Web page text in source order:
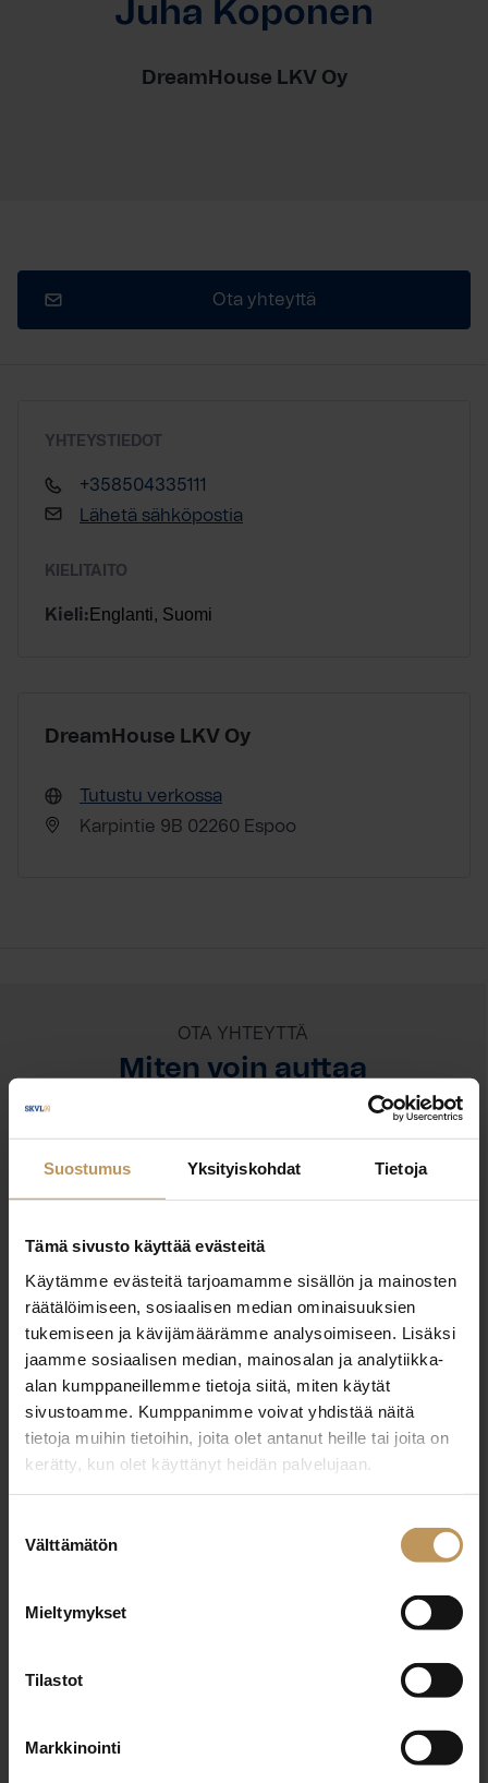
Suostumus Yksityiskohdat Tietoja
Tämä sivusto käyttää evästeitä
Käytämme evästeitä tarjoamamme sisällön ja mainosten
räätälöimiseen, sosiaalisen median ominaisuuksien
tukemiseen ja kävijämäärämme analysoimiseen. Lisäksi
jaamme sosiaalisen median, mainosalan ja analytiikka-
alan kumppaneillemme tietoja siitä, miten käytät
sivustoamme. Kumppanimme voivat yhdistää näitä
tietoja muihin tietoihin, joita olet antanut heille tai joita on
kerätty, kun olet käyttänyt heidän palvelujaan.
valinta
Välttämätön
Mieltymykset
Tilastot
Markkinointi
Juha Koponen
DreamHouse LKV Oy
Ota yhteyttä
YHTEYSTIEDOT
+358504335111
Lähetä sähköpostia
KIELITAITO
Kieli: Englanti, Suomi
DreamHouse LKV Oy
Tutustu verkossa
Karpintie 9B 02260 Espoo
OTA YHTEYTTÄ
Miten voin auttaa
Jätä yhteystietosi, niin otan yhteyttä
Juha Koponen
+358504335111
juha.koponen@dreamhouse.fi
" * " näyttää pakolliset kentät
Aihe